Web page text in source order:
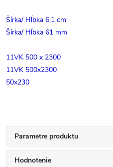
Šírka/ Hĺbka 6,1 cm
Šírka/ Hĺbka 61 mm
11VK 500 x 2300
11VK 500x2300
50x230
Parametre produktu
Hodnotenie